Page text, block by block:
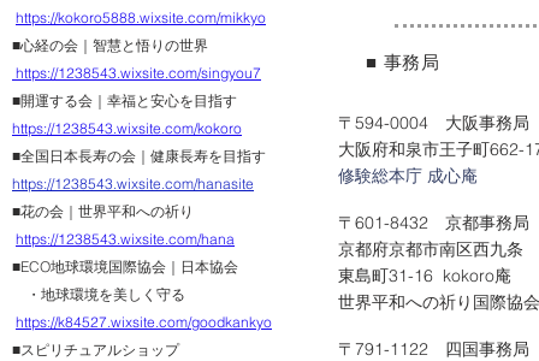
https://kokoro5888.wixsite.com/mikkyo
■心経の会｜ 智慧と悟りの世界
https://1238543.wixsite.com/singyou7
■開運する会｜幸福と安心を目指す
https://1238543.wixsite.com/kokoro
■全国日本長寿の会｜健康長寿を目指す
https://1238543.wixsite.com/hanasite
■花の会｜世界平和への祈り
https://1238543.wixsite.com/hana
■ECO地球環境国際協会｜日本協会
・地球環境を美しく守る
https://k84527.wixsite.com/goodkankyo
■スピリチュアルショップ
■ 事務局
〒594-0004 大阪事務局
大阪府和泉市王子町662-
修験総本庁 成心庵
〒601-8432 京都事務局
京都府京都市南区西九条
東島町31-16 kokoro庵
​世界平和への祈り国際協会
〒791-1122 四国事務局